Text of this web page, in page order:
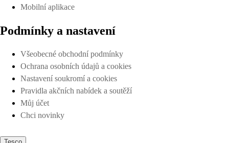
Mobilní aplikace
Podmínky a nastavení
Všeobecné obchodní podmínky
Ochrana osobních údajů a cookies
Nastavení soukromí a cookies
Pravidla akčních nabídek a soutěží
Můj účet
Chci novinky